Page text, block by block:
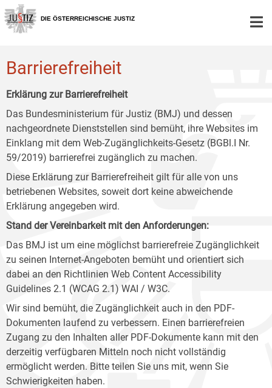
Zur
Hauptnavigation
[1]
Zum
Inhalt
[2]
Zum
Untermenü
[3]
DIE ÖSTERREICHISCHE JUSTIZ
Barrierefreiheit
Erklärung zur Barrierefreiheit
Das Bundesministerium für Justiz (BMJ) und dessen
nachgeordnete Dienststellen sind bemüht, ihre Websites im
Einklang mit dem Web-Zugänglichkeits-Gesetz (BGBl.I Nr.
59/2019) barrierefrei zugänglich zu machen.
Diese Erklärung zur Barrierefreiheit gilt für alle von uns
betriebenen Websites, soweit dort keine abweichende
Erklärung angegeben wird.
Stand der Vereinbarkeit mit den Anforderungen:
Das BMJ ist um eine möglichst barrierefreie Zugänglichkeit
zu seinen Internet-Angeboten bemüht und orientiert sich
dabei an den Richtlinien Web Content Accessibility
Guidelines 2.1 (WCAG 2.1) WAI / W3C.
Wir sind bemüht, die Zugänglichkeit auch in den PDF-
Dokumenten laufend zu verbessern. Einen barrierefreien
Zugang zu den Inhalten aller PDF-Dokumente kann mit den
derzeitig verfügbaren Mitteln noch nicht vollständig
ermöglicht werden. Bitte teilen Sie uns mit, wenn Sie
Schwierigkeiten haben.